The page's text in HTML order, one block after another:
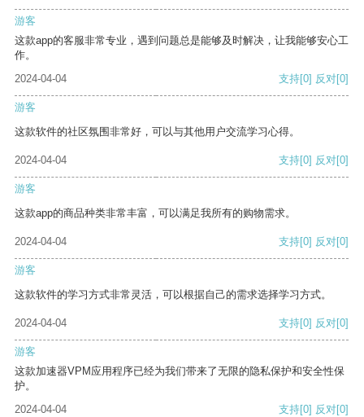
游客
这款app的客服非常专业，遇到问题总是能够及时解决，让我能够安心工
作。
2024-04-04
支持[0] 反对[0]
游客
这款软件的社区氛围非常好，可以与其他用户交流学习心得。
2024-04-04 支持[0] 反对[0]
游客
这款app的商品种类非常丰富，可以满足我所有的购物需求。
2024-04-04 支持[0] 反对[0]
游客
这款软件的学习方式非常灵活，可以根据自己的需求选择学习方式。
2024-04-04 支持[0] 反对[0]
游客
这款加速器VPM应用程序已经为我们带来了无限的隐私保护和安全性保
护。
2024-04-04
支持[0] 反对[0]